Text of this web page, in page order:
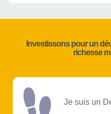
Investissons pour un
richesse
Je suis un